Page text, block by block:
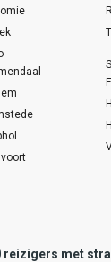
reizigers met